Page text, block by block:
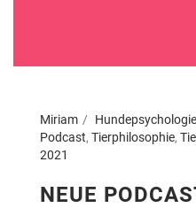
Miriam Hundepsychologie
Podcast, Tierphilosophie,
2021
NEUE